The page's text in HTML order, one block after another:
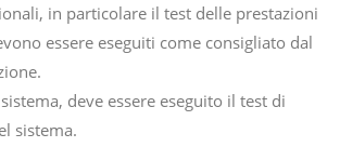
in particolare il test delle prestazioni
essere eseguiti come consigliato dal
deve essere eseguito il test di
sistema.